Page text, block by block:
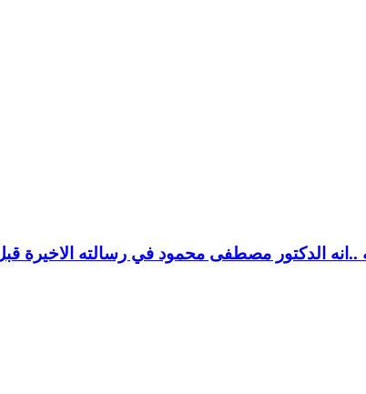
الدكتور مصطفى محمود في رسالته الاخيرة